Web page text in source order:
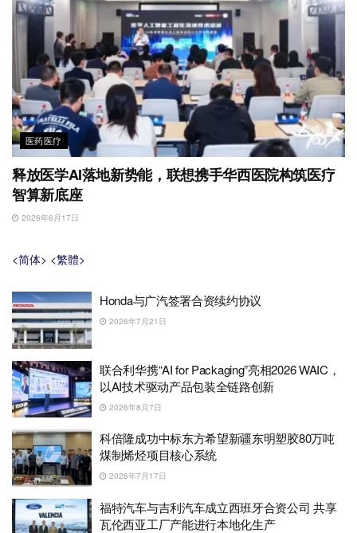
医药医疗
释放医学AI落地新势能，联想携手华西医院构筑医疗
智算新底座
2026年6月17日
<简体> <繁體>
Honda与广汽签署合资续约协议
2026年7月21日
联合利华携“AI for Packaging”亮相2026 WAIC，
以AI技术驱动产品包装全链路创新
2026年8月7日
科倍隆成功中标东方希望新疆东明塑胶80万吨
煤制烯烃项目核心系统
2026年7月17日
福特汽车与吉利汽车成立西班牙合资公司 共享
瓦伦西亚工厂产能进行本地化生产